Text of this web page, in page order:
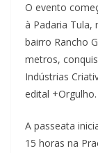
O evento
à Padaria Tula,
bairro Rancho
metros,
Indústrias
edital +Orgulho.
A passeata
15 horas na